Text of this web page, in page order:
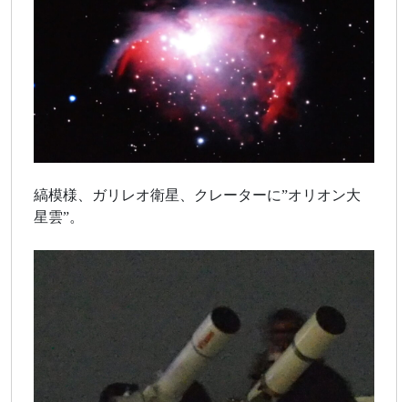
縞模様、ガリレオ衛星、クレーターに”オリオン大
星雲”。